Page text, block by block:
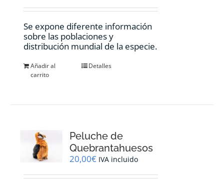
Se expone diferente información
sobre las poblaciones y
distribución mundial de la especie.
Añadir al
carrito
Detalles
Peluche de
Quebrantahuesos
20,00€ IVA incluido